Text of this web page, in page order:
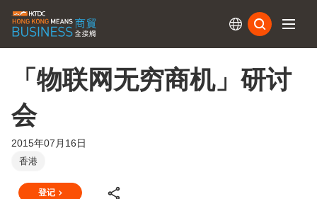
「物联网无穷商机」研讨
会
2015年07月16日
香港
登记